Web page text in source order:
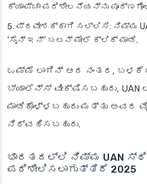
ಕ್ಯಾಪ್ಚಾ ಪರಿಶೀಲನೆಯನ್ನು
ಪ್ರವೇಶಕ್ಕಾಗಿ ಸಲ್ಲಿಸಿ: ನಿಮ್ಮ
‘ಸೈನ್ ಇನ್’ ಬಟನ್ ಮೇಲೆ ಕ್ಲಿಕ್ ಮಾಡಿ.
ಒಮ್ಮೆ ಲಾಗಿನ್ ಆದ ನಂತರ,
ಬ್ಯಾಲೆನ್ಸ್ ವೀಕ್ಷಿಸಬಹುದು, UAN
ಮಾಡಿಕೊಳ್ಳಬಹುದು ಮತ್ತು
ನಿರ್ವಹಿಸಬಹುದು.
ಭಾರತದಲ್ಲಿ ನಿಮ್ಮ UAN
ಪರಿಶೀಲಿಸಲಾಗುತ್ತಿದೆ 2025